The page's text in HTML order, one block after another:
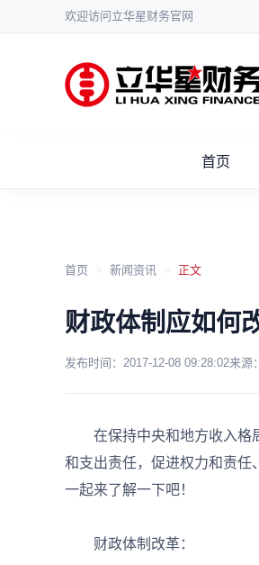
欢迎访问立华星财务官网
首页
首页 新闻资讯 正文
财政体制应如何
发布时间： 2017-12-08 09:28:02来源
在保持中央和地方收入格局
和支出责任，促进权力和责任
一起来了解一下吧！
财政体制改革：